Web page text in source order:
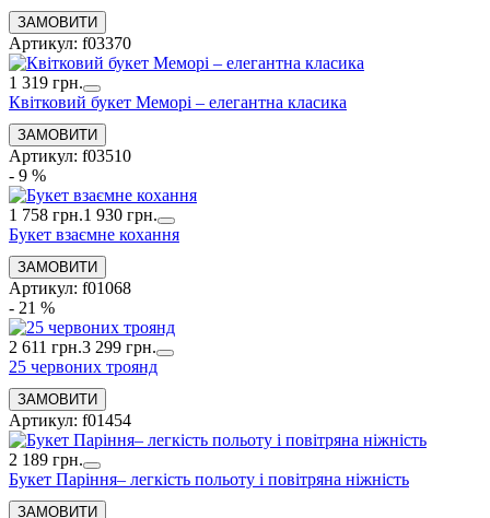
Артикул: f03370
1 319 грн.
Квітковий букет Меморі – елегантна класика
Артикул: f03510
- 9 %
1 758 грн.1 930 грн.
Букет взаємне кохання
Артикул: f01068
- 21 %
2 611 грн.3 299 грн.
25 червоних троянд
Артикул: f01454
2 189 грн.
Букет Паріння– легкість польоту і повітряна ніжність